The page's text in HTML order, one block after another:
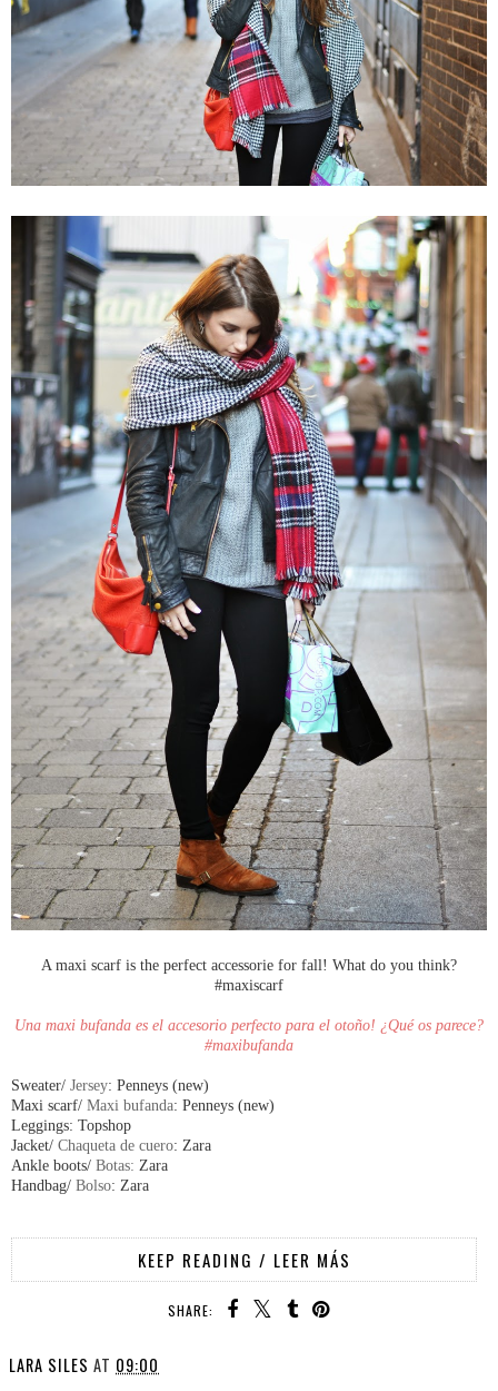
A maxi scarf is the perfect accessorie for fall! What do you think?
#maxiscarf
Una maxi bufanda es el accesorio perfecto para el otoño! ¿Qué os parece?
#maxibufanda
Sweater/ Jersey: Penneys (new)
Maxi scarf/ Maxi bufanda: Penneys (new)
Leggings: Topshop
Jacket/ Chaqueta de cuero: Zara
Ankle boots/ Botas: Zara
Handbag/ Bolso: Zara
KEEP READING / LEER MÁS
SHARE:
LARA SILES AT 09:00